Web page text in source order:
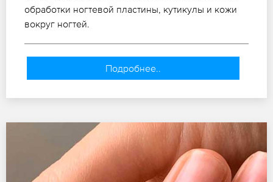
обработки ногтевой пластины, кутикулы и кожи
вокруг ногтей.
Подробнее..